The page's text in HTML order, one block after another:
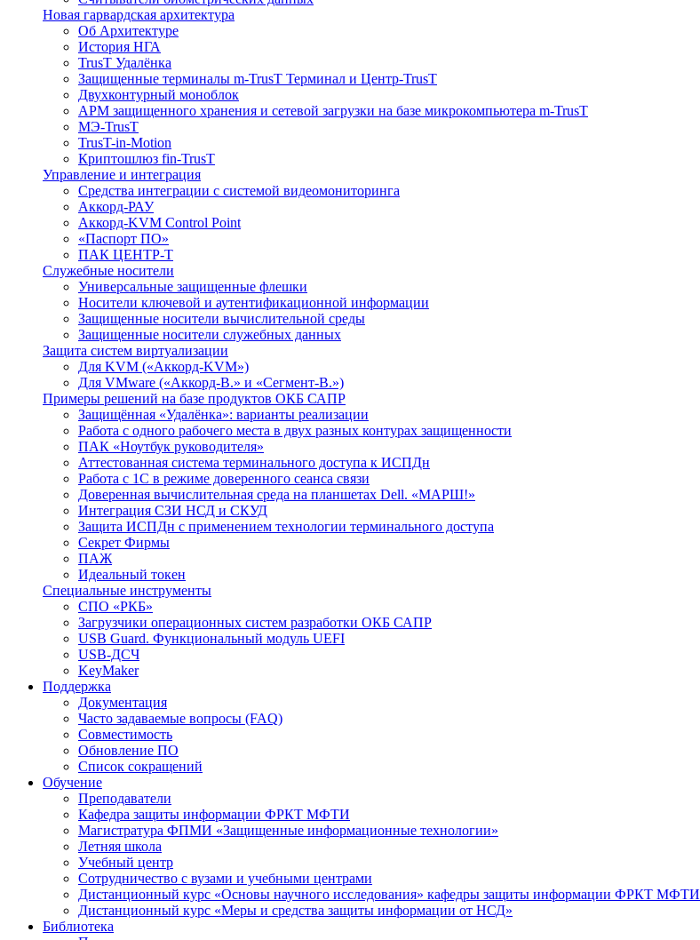
Новая гарвардская архитектура
Об Архитектуре
История НГА
TrusT Удалёнка
Защищенные терминалы m-TrusT Терминал и Центр-TrusT
Двухконтурный моноблок
АРМ защищенного хранения и сетевой загрузки на базе микрокомпьютера m-TrusT
МЭ-TrusT
TrusT-in-Motion
Криптошлюз fin-TrusT
Управление и интеграция
Средства интеграции с системой видеомониторинга
Аккорд-РАУ
Аккорд-KVM Control Point
«Паспорт ПО»
ПАК ЦЕНТР-Т
Служебные носители
Универсальные защищенные флешки
Носители ключевой и аутентификационной информации
Защищенные носители вычислительной среды
Защищенные носители служебных данных
Защита систем виртуализации
Для KVM («Аккорд-KVM»)
Для VMware («Аккорд-В.» и «Сегмент-В.»)
Примеры решений на базе продуктов ОКБ САПР
Защищённая «Удалёнка»: варианты реализации
Работа с одного рабочего места в двух разных контурах защищенности
ПАК «Ноутбук руководителя»
Аттестованная система терминального доступа к ИСПДн
Работа с 1С в режиме доверенного сеанса связи
Доверенная вычислительная среда на планшетах Dell. «МАРШ!»
Интеграция СЗИ НСД и СКУД
Защита ИСПДн с применением технологии терминального доступа
Секрет Фирмы
ПАЖ
Идеальный токен
Специальные инструменты
СПО «РКБ»
Загрузчики операционных систем разработки ОКБ САПР
USB Guard. Функциональный модуль UEFI
USB-ДСЧ
KeyMaker
Поддержка
Документация
Часто задаваемые вопросы (FAQ)
Совместимость
Обновление ПО
Список сокращений
Обучение
Преподаватели
Кафедра защиты информации ФРКТ МФТИ
Магистратура ФПМИ «Защищенные информационные технологии»
Летняя школа
Учебный центр
Сотрудничество с вузами и учебными центрами
Дистанционный курс «Основы научного исследования» кафедры защиты информации ФРКТ МФТИ
Дистанционный курс «Меры и средства защиты информации от НСД»
Библиотека